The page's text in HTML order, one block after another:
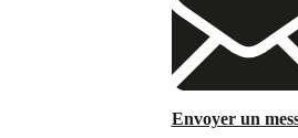
Envoyer un